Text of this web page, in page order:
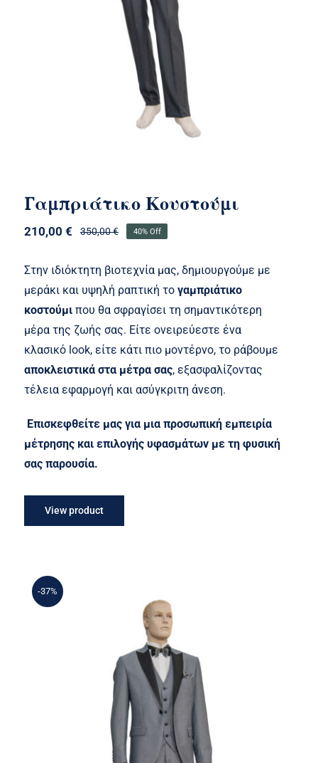
Γαμπριάτικο Κουστούμι
350,00€Original
was:
350,00 €.
210,00€
Η
τιμή
είναι:
210,00 €.
40% Off
Στην ιδιόκτητη βιοτεχνία μας, δημιουργούμε με
μεράκι και υψηλή ραπτική τογαμπριάτικο
κοστούμι που θα σφραγίσει τη σημαντικότερη
μέρα της ζωής σας. Είτε ονειρεύεστε ένα
κλασικό look, είτε κάτι πιο μοντέρνο, το ράβουμε
αποκλειστικά στα μέτρα σας, εξασφαλίζοντας
τέλεια εφαρμογή και ασύγκριτη άνεση.
Επισκεφθείτε μας για μια προσωπική εμπειρία
μέτρησης και επιλογής υφασμάτων με τη φυσική
σας παρουσία.
View product
-37%